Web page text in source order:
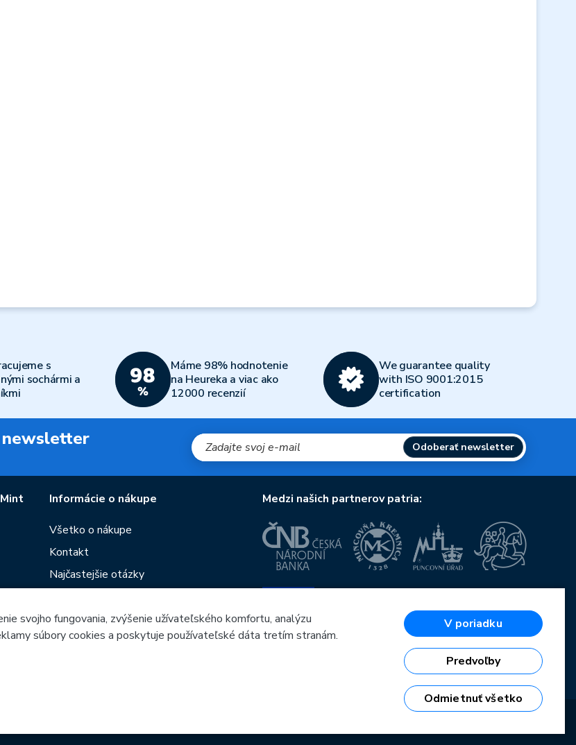
s
sochármi a
Máme 98% hodnotenie
na Heureka a viac ako
12000 recenzií
We guarantee quality
with ISO 9001:2015
certification
newsletter Odoberať newsletter
Informácie o nákupe
Všetko o nákupe
Kontakt
Najčastejšie otázky
Predajne Českej mincovne
Poradca
Medzi našich partnerov patria:
OP Podnikanie a inovácie pre konkurencieschopnosť
Európska únia
Európsky fond pre regionálny rozvoj
Investície do vašej budúcnosti
svojho fungovania, zvýšenie užívateľského komfortu, analýzu
súbory cookies a poskytuje používateľské dáta tretím stranám.
V poriadku
Predvoľby
Odmietnuť všetko